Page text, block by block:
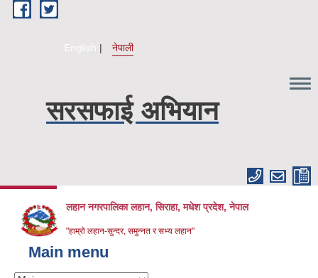
Skip to main content
English नेपाली
सरसफाई अभियान
लहान नगरपालिका लहान, सिराहा, मधेश प्रदेश, नेपाल
"हाम्रो लहान-सुन्दर, समुन्नत र सभ्य लहान"
Main menu